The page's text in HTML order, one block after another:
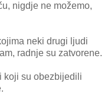
nigdje ne možemo,
neki drugi ljudi
radnje su zatvorene.
koji su obezbijedili